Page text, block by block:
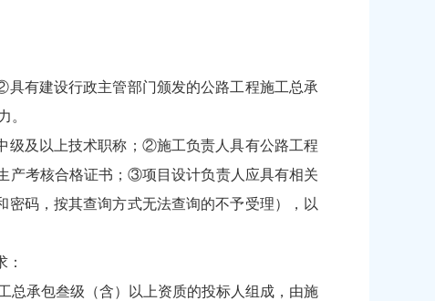
有建设行政主管部门颁发的公路工程施工总承
。
级及以上技术职称；②施工负责人具有公路工程
产考核合格证书；③项目设计负责人应具有相关
码，按其查询方式无法查询的不予受理），以
总承包叁级（含）以上资质的投标人组成，由施